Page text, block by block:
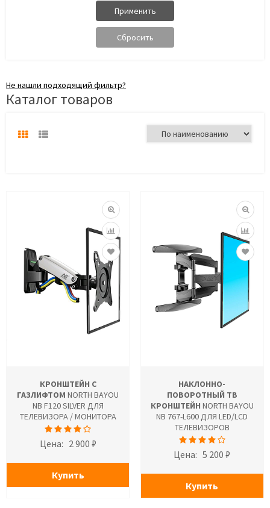
Не нашли подходящий фильтр?
Каталог товаров
КРОНШТЕЙН С
ГАЗЛИФТОМ NORTH BAYOU
NB F120 SILVER ДЛЯ
ТЕЛЕВИЗОРА / МОНИТОРА
Цена: 2 900 ₽
Купить
НАКЛОННО-
ПОВОРОТНЫЙ ТВ
КРОНШТЕЙН NORTH BAYOU
NB 767-L600 ДЛЯ LED/LCD
ТЕЛЕВИЗОРОВ
Цена: 5 200 ₽
Купить